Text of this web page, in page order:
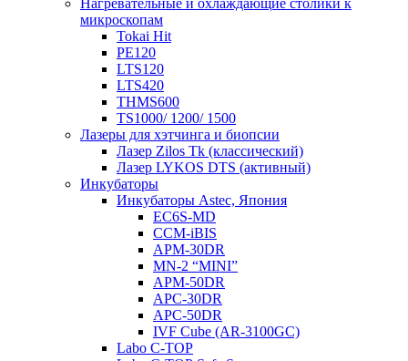
микроскопам
Tokai Hit
PE120
LTS120
LTS420
THMS600
TS1000/ 1200/ 1500
Лазеры для хэтчинга и биопсии
Лазер Zilos Tk (классический)
Лазер LYKOS DTS (активный)
Инкубаторы
Инкубаторы Astec, Япония
EC6S-MD
CCM-iBIS
APM-30DR
MN-2 “MINI”
APM-50DR
APC-30DR
APC-50DR
IVF Cube (AR-3100GC)
Labo С-ТОР